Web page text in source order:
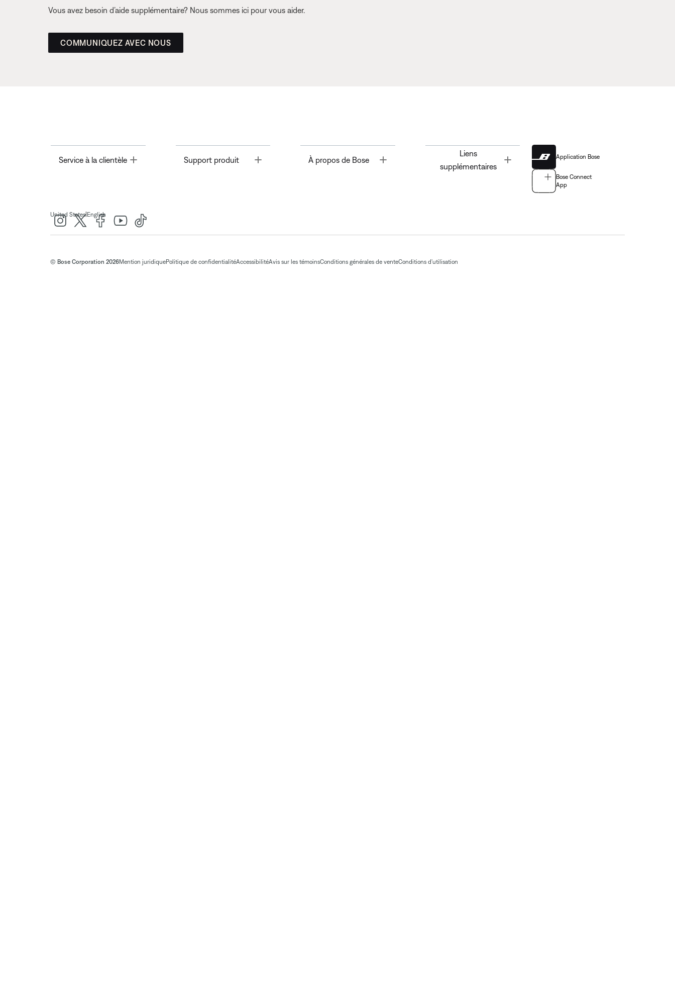
Vous avez besoin d’aide supplémentaire? Nous sommes ici pour vous aider.
COMMUNIQUEZ AVEC NOUS
Service à la clientèle Toggle Support produit À propos de Bose Toggle
Liens
supplémentaires
Application Bose
Bose Connect
App
United States| English
© Bose Corporation 2026Mention juridiquePolitique de confidentialitéAccessibilitéAvis sur les témoinsConditions générales de venteConditions d'utilisation